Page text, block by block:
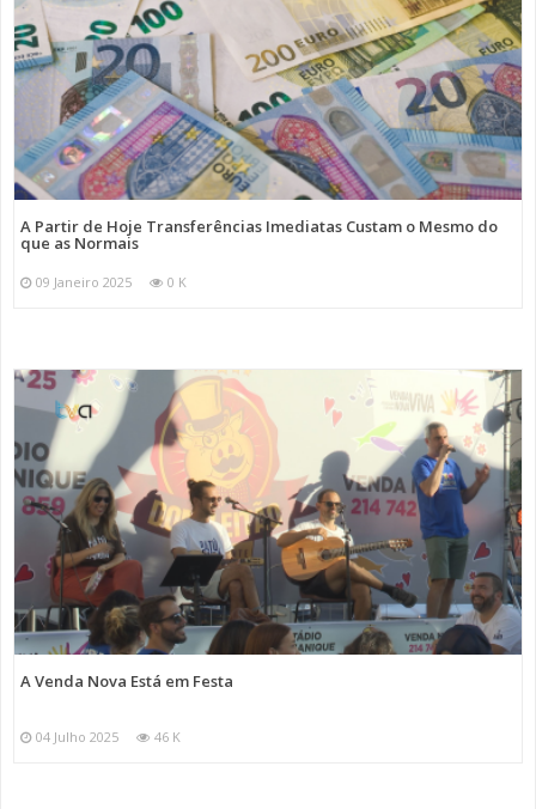
A Partir de Hoje Transferências Imediatas Custam o Mesmo do
que as Normais
09 Janeiro 2025 0 K
A Venda Nova Está em Festa
04 Julho 2025 46 K